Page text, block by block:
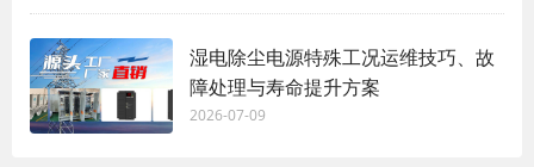
湿电除尘电源特殊工况运维技巧、故
障处理与寿命提升方案
2026-07-09